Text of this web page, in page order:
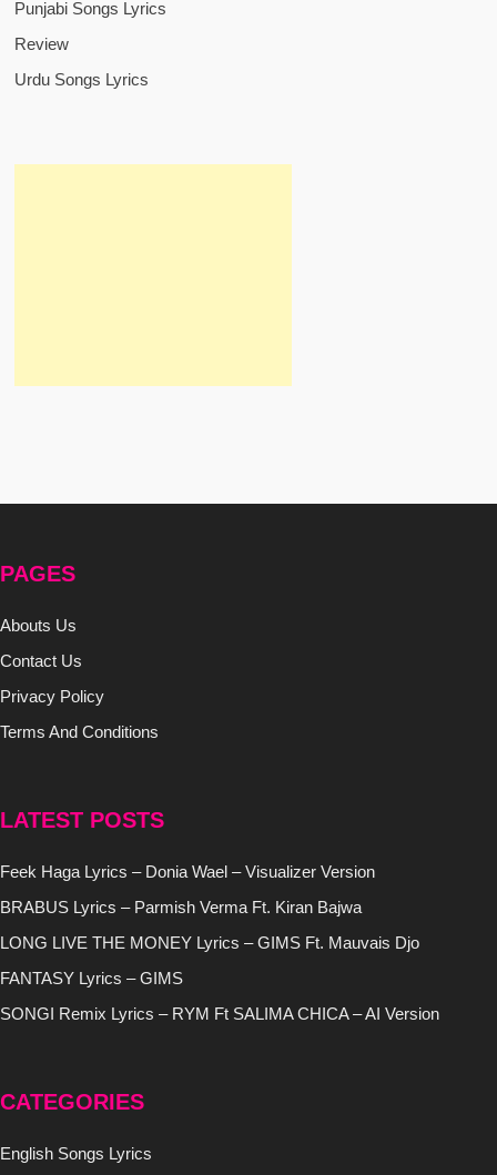
Punjabi Songs Lyrics
Review
Urdu Songs Lyrics
PAGES
Abouts Us
Contact Us
Privacy Policy
Terms And Conditions
LATEST POSTS
Feek Haga Lyrics – Donia Wael – Visualizer Version
BRABUS Lyrics – Parmish Verma Ft. Kiran Bajwa
LONG LIVE THE MONEY Lyrics – GIMS Ft. Mauvais Djo
FANTASY Lyrics – GIMS
SONGI Remix Lyrics – RYM Ft SALIMA CHICA – AI Version
CATEGORIES
English Songs Lyrics